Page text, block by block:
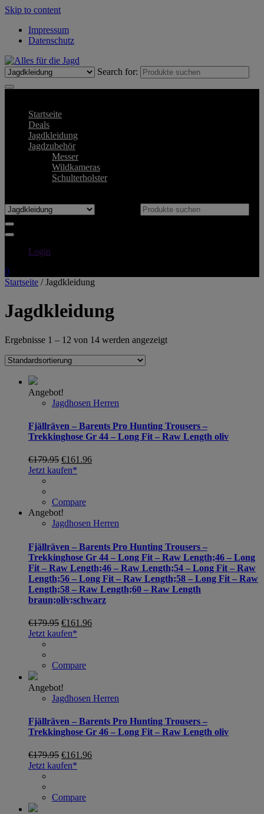
Skip to content
Impressum
Datenschutz
Search for:
Startseite
Deals
Jagdkleidung
Jagdzubehör
Messer
Wildkameras
Schulterholster
Login
0
Startseite / Jagdkleidung
Jagdkleidung
Ergebnisse 1 – 12 von 14 werden angezeigt
Angebot!
Jagdhosen Herren
Fjällräven – Barents Pro Hunting Trousers –
Trekkinghose Gr 44 – Long Fit – Raw Length oliv
€179.95 €161.96
Jetzt kaufen*
Compare
Angebot!
Jagdhosen Herren
Fjällräven – Barents Pro Hunting Trousers –
Trekkinghose Gr 44 – Long Fit – Raw Length;46 – Long
Fit – Raw Length;46 – Raw Length;54 – Long Fit – Raw
Length;56 – Long Fit – Raw Length;58 – Long Fit – Raw
Length;58 – Raw Length;60 – Raw Length
braun;oliv;schwarz
€179.95 €161.96
Jetzt kaufen*
Compare
Angebot!
Jagdhosen Herren
Fjällräven – Barents Pro Hunting Trousers –
Trekkinghose Gr 46 – Long Fit – Raw Length oliv
€179.95 €161.96
Jetzt kaufen*
Compare